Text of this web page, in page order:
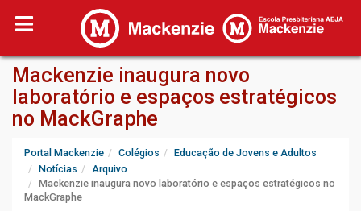
Mackenzie inaugura novo
laboratório e espaços estratégicos
no MackGraphe
Portal Mackenzie Colégios
Educação de Jovens e Adultos
Notícias
Arquivo
Mackenzie inaugura novo laboratório e espaços estratégicos no
MackGraphe